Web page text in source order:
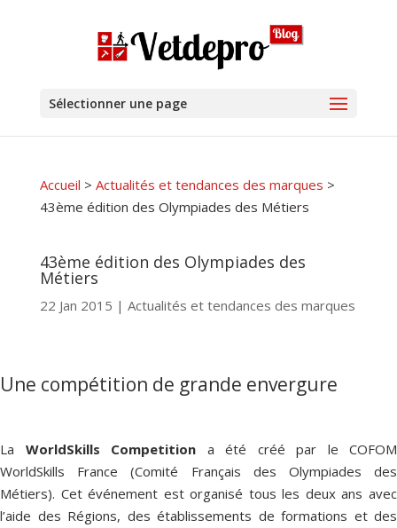
Sélectionner une page
Accueil > Actualités et tendances des marques >
43ème édition des Olympiades des Métiers
43ème édition des Olympiades des
Métiers
22 Jan 2015 | Actualités et tendances des marques
Une compétition de grande envergure
La WorldSkills Competition a été créé par le COFOM
WorldSkills France (Comité Français des Olympiades des
Métiers). Cet événement est organisé tous les deux ans avec
l’aide des Régions, des établissements de formations et des